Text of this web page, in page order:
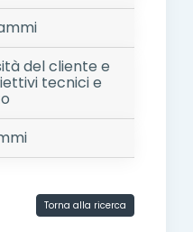
del cliente e
tecnici e
Torna alla ricerca